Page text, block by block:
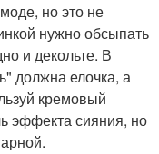
но это не
нужно обсыпать
и декольте. В
должна елочка, а
кремовый
эффекта сияния, но